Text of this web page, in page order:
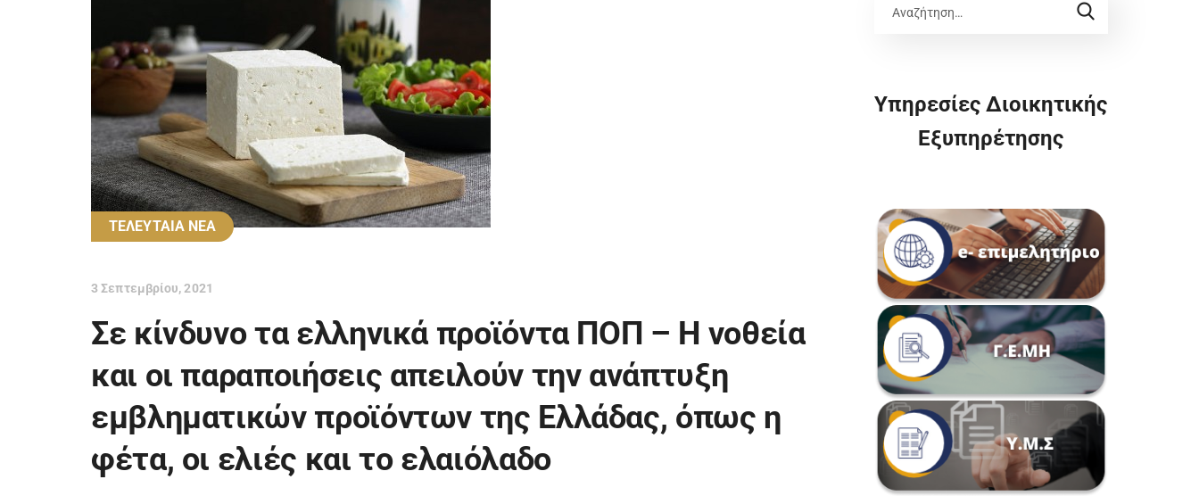
ΤΕΛΕΥΤΑΙΑ ΝΕΑ
3 Σεπτεμβρίου, 2021
Σε κίνδυνο τα ελληνικά προϊόντα ΠΟΠ – Η νοθεία
και οι παραποιήσεις απειλούν την ανάπτυξη
εμβληματικών προϊόντων της Ελλάδας, όπως η
φέτα, οι ελιές και το ελαιόλαδο
Υπηρεσίες Διοικητικής
Εξυπηρέτησης